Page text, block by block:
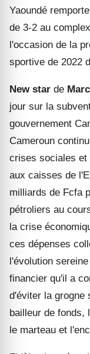
Yaoundé
de 3-2 au
l'occasion de la
sportive de 2022
New star de
jour sur la
gouvernement
Cameroun
crises sociales et
aux caisses de l'E
milliards de Fcfa
pétroliers au
la crise
ces dépenses
l'évolution
financier qu'il a
d'éviter la grogne
bailleur de fonds,
le marteau et